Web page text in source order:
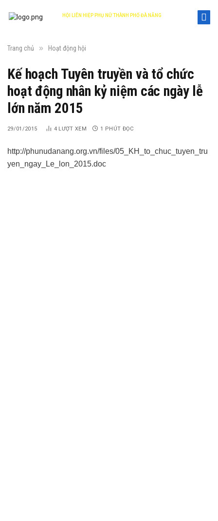
HỘI LIÊN HIỆP PHỤ NỮ THÀNH PHỐ ĐÀ NẴNG
DANANG WOMEN'S UNION
Trang chủ » Hoạt động hội
Kế hoạch Tuyên truyền và tổ chức
hoạt động nhân kỷ niệm các ngày lễ
lớn năm 2015
29/01/2015 4 LƯỢT XEM 1 PHÚT ĐỌC
http://phunudanang.org.vn/files/05_KH_to_chuc_tuyen_tru
yen_ngay_Le_lon_2015.doc